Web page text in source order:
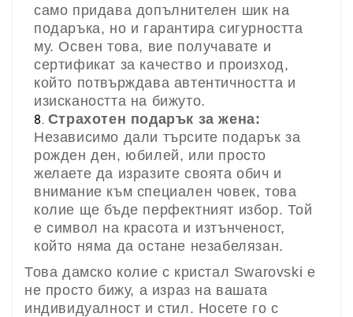
само придава допълнителен шик на
подаръка, но и гарантира сигурността
му. Освен това, вие получавате и
сертификат за качество и произход,
който потвърждава автентичността и
изискаността на бижуто.
Страхотен подарък за жена:
Независимо дали търсите подарък за
рожден ден, юбилей, или просто
желаете да изразите своята обич и
внимание към специален човек, това
колие ще бъде перфектният избор. Той
е символ на красота и изтънченост,
който няма да остане незабелязан.
Това дамско колие с кристал Swarovski е
не просто бижу, а израз на вашата
индивидуалност и стил. Носете го с